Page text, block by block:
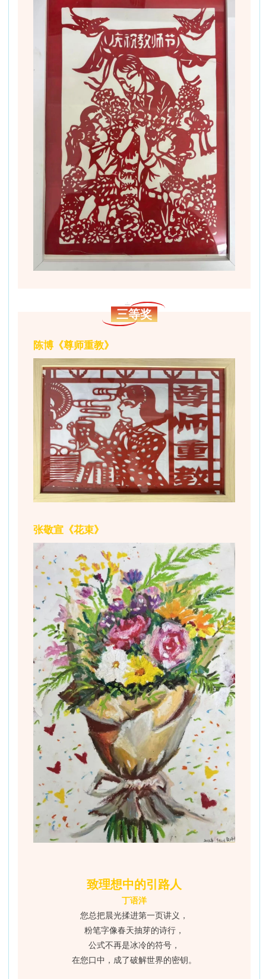
三等奖
陈博《尊师重教》
张敬宣《花束》
致理想中的引路人
丁语洋
您总把晨光揉进第一页讲义，
粉笔字像春天抽芽的诗行，
公式不再是冰冷的符号，
在您口中，成了破解世界的密钥。